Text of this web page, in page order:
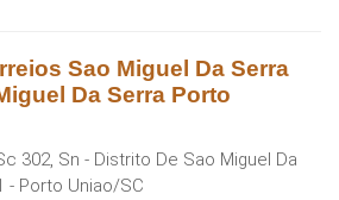
Sao Miguel Da Serra
Da Serra Porto
302, Sn - Distrito De Sao Miguel Da
- Porto Uniao/SC